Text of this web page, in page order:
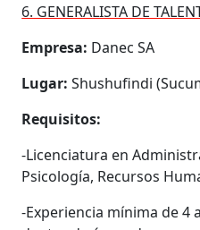
6. GENERALISTA DE
Empresa: Danec SA
Lugar:Shushufindi
Requisitos:
-Licenciatura en
Psicología, Recursos
-Experiencia mínima de 4